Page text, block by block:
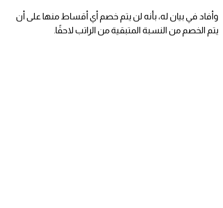
وأفاد في بيان له، بأنه لن يتم خصم أي أقساط منها على أن
يتم الخصم من النسبة المتبقية من الراتب لاحقًا.